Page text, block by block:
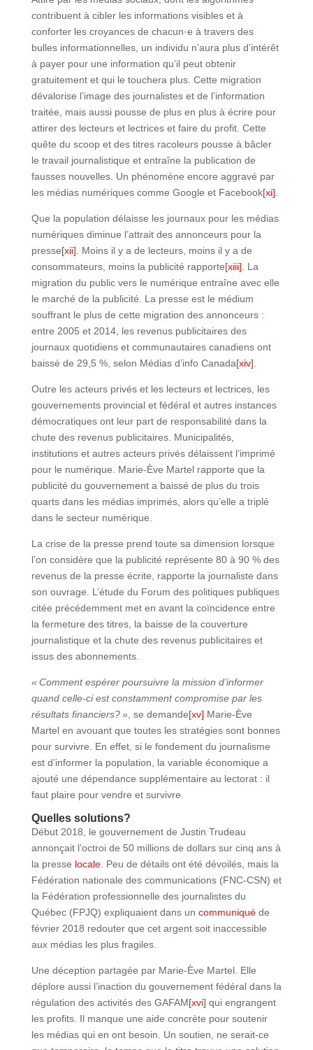
contribuent à cibler les informations visibles et à
conforter les croyances de chacun·e à travers des
bulles informationnelles, un individu n’aura plus d’intérêt
à payer pour une information qu’il peut obtenir
gratuitement et qui le touchera plus. Cette migration
dévalorise l’image des journalistes et de l’information
traitée, mais aussi pousse de plus en plus à écrire pour
attirer des lecteurs et lectrices et faire du profit. Cette
quête du scoop et des titres racoleurs pousse à bâcler
le travail journalistique et entraîne la publication de
fausses nouvelles. Un phénomène encore aggravé par
les médias numériques comme Google et Facebook[xi]
Que la population délaisse les journaux pour les médias
numériques diminue l’attrait des annonceurs pour la
presse[xii] . Moins il y a de lecteurs, moins il y a de
consommateurs, moins la publicité rapporte[xiii] . La
migration du public vers le numérique entraîne avec elle
le marché de la publicité. La presse est le médium
souffrant le plus de cette migration des annonceurs :
entre 2005 et 2014, les revenus publicitaires des
journaux quotidiens et communautaires canadiens ont
baissé de 29,5 %, selon Médias d’info Canada[xiv]
Outre les acteurs privés et les lecteurs et lectrices, les
gouvernements provincial et fédéral et autres instances
démocratiques ont leur part de responsabilité dans la
chute des revenus publicitaires. Municipalités,
institutions et autres acteurs privés délaissent l’imprimé
pour le numérique. Marie-Ève Martel rapporte que la
publicité du gouvernement a baissé de plus du trois
quarts dans les médias imprimés, alors qu’elle a triplé
dans le secteur numérique.
La crise de la presse prend toute sa dimension lorsque
l’on considère que la publicité représente 80 à 90 % des
revenus de la presse écrite, rapporte la journaliste dans
son ouvrage. L’étude du Forum des politiques publiques
citée précédemment met en avant la coïncidence entre
la fermeture des titres, la baisse de la couverture
journalistique et la chute des revenus publicitaires et
issus des abonnements.
« Comment espérer poursuivre la mission d’informer
quand celle-ci est constamment compromise par les
résultats financiers? » , se demande[xv] Marie-Ève
Martel en avouant que toutes les stratégies sont bonnes
pour survivre. En effet, si le fondement du journalisme
est d’informer la population, la variable économique a
ajouté une dépendance supplémentaire au lectorat : il
faut plaire pour vendre et survivre.
Quelles solutions?
Début 2018, le gouvernement de Justin Trudeau
annonçait l’octroi de 50 millions de dollars sur cinq ans à
la presse locale. Peu de détails ont été dévoilés, mais la
Fédération nationale des communications (FNC-CSN) et
la Fédération professionnelle des journalistes du
Québec (FPJQ) expliquaient dans un communiquéde
février 2018 redouter que cet argent soit inaccessible
aux médias les plus fragiles.
Une déception partagée par Marie-Ève Martel. Elle
déplore aussi l’inaction du gouvernement fédéral dans la
régulation des activités des GAFAM[xvi] qui engrangent
les profits. Il manque une aide concrète pour soutenir
les médias qui en ont besoin. Un soutien, ne serait-ce